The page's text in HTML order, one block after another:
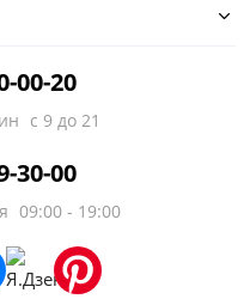
00-20
с 9 до 21
30-00
09:00 - 19:00